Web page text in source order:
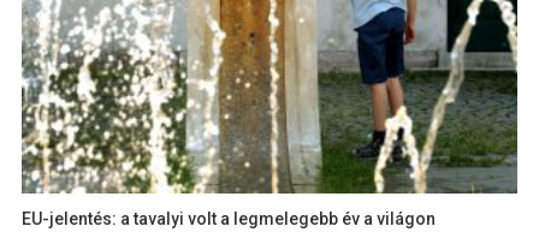
EU-jelentés: a tavalyi volt a legmelegebb év a világon